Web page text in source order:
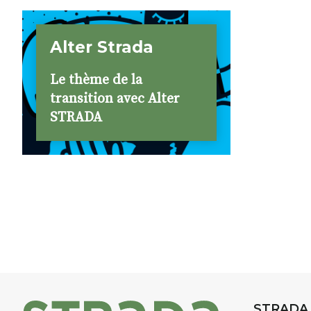
Alter Strada
Le thème de la
transition avec Alter
STRADA